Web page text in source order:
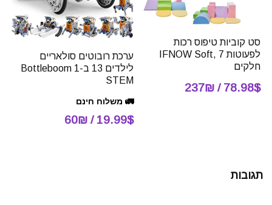
סט קוביות טיפוס רכות
לפעוטות IFNOW Soft, 7
חלקים
78.98$ / 237₪
ערכת רובוטים סולאריים
לילדים 13 ב-1 Bottleboom
STEM
🚛 משלוח חינם
19.99$ / 60₪
תגובות